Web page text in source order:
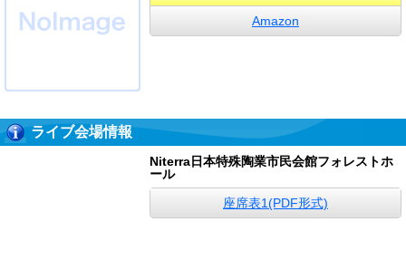
Amazon
ライブ会場情報
Niterra日本特殊陶業市民会館フォレストホ
ール
座席表1(PDF形式)